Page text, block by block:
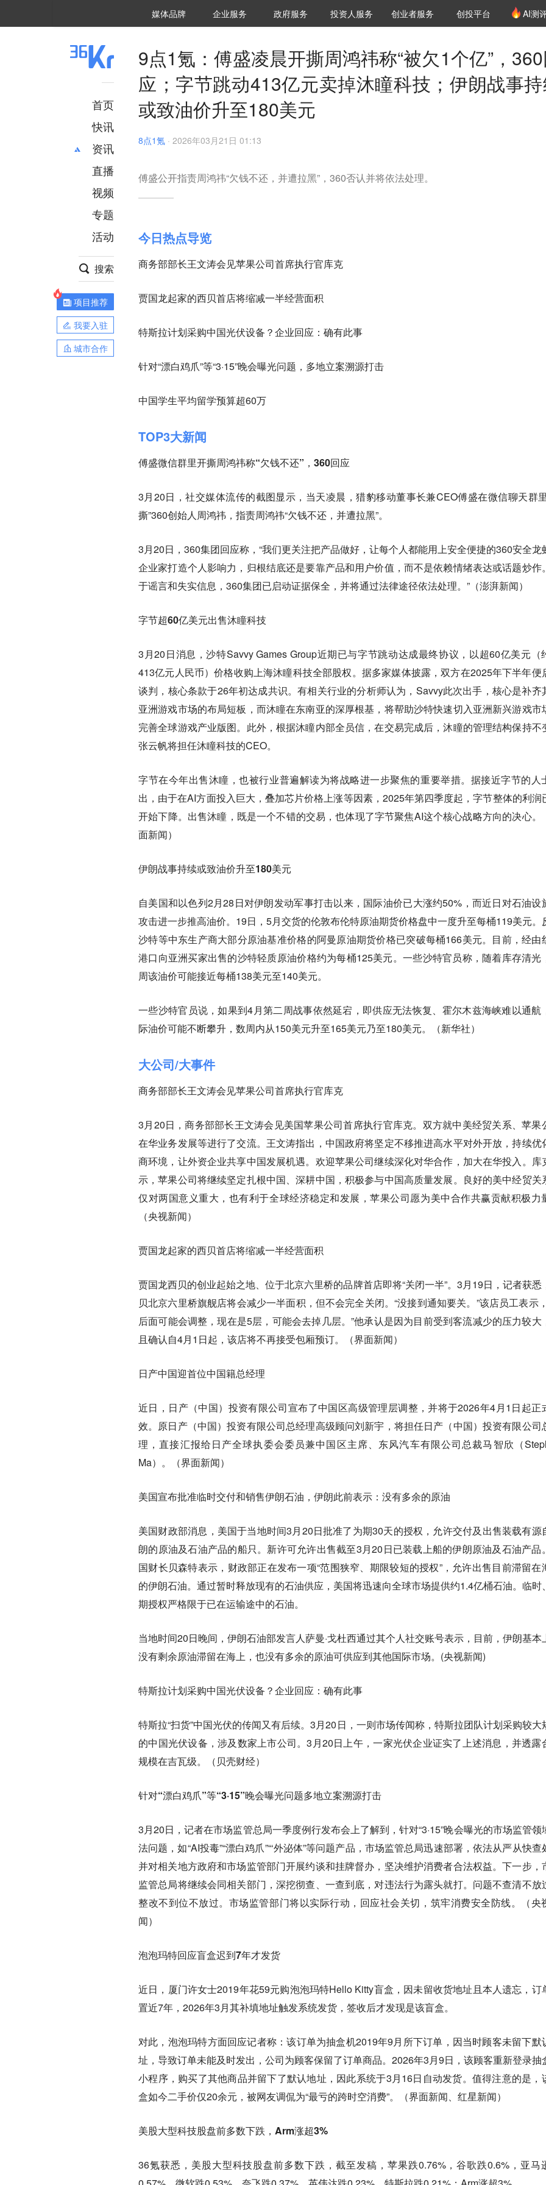
媒体品牌 36Kr研究院
企业服务 城市之窗
政府服务 VClub投资机构库
投资机构职位推介
投资人服务 创投氪堂
创业者服务 创投平台 AI测
首页
快讯
资讯
推荐
财经
项目推荐
安徽
直播
视频
专题
活动
搜索
项目推荐
我要入驻
城市合作
9点1氪：傅盛凌晨开撕周鸿祎称“被欠1个亿”，
应；字节跳动413亿元卖掉沐瞳科技；伊朗战事
或致油价升至180美元
8点1氪 · 2026年03月21日 01:13
傅盛公开指责周鸿祎“欠钱不还，并遭拉黑”，360否认并将依法处理。
今日热点导览
商务部部长王文涛会见苹果公司首席执行官库克
贾国龙起家的西贝首店将缩减一半经营面积
特斯拉计划采购中国光伏设备？企业回应：确有此事
针对“漂白鸡爪”等“3·15”晚会曝光问题，多地立案溯源打击
中国学生平均留学预算超60万
TOP3大新闻
傅盛微信群里开撕周鸿祎称“欠钱不还”，360回应
3月20日，社交媒体流传的截图显示，当天凌晨，猎豹移动董事长兼CEO傅盛在微信聊天群
撕”360创始人周鸿祎，指责周鸿祎“欠钱不还，并遭拉黑”。
3月20日，360集团回应称，“我们更关注把产品做好，让每个人都能用上安全便捷的360安全龙
企业家打造个人影响力，归根结底还是要靠产品和用户价值，而不是依赖情绪表达或话题炒作
于谣言和失实信息，360集团已启动证据保全，并将通过法律途径依法处理。”（澎湃新闻）
字节超60亿美元出售沐瞳科技
3月20日消息，沙特Savvy Games Group近期已与字节跳动达成最终协议，以超60亿美元（
413亿元人民币）价格收购上海沐瞳科技全部股权。据多家媒体披露，双方在2025年下半年便
谈判，核心条款于26年初达成共识。有相关行业的分析师认为，Savvy此次出手，核心是补齐
亚洲游戏市场的布局短板，而沐瞳在东南亚的深厚根基，将帮助沙特快速切入亚洲新兴游戏市
完善全球游戏产业版图。此外，根据沐瞳内部全员信，在交易完成后，沐瞳的管理结构保持不
张云帆将担任沐瞳科技的CEO。
字节在今年出售沐瞳，也被行业普遍解读为将战略进一步聚焦的重要举措。据接近字节的人
出，由于在AI方面投入巨大，叠加芯片价格上涨等因素，2025年第四季度起，字节整体的利润
开始下降。出售沐瞳，既是一个不错的交易，也体现了字节聚焦AI这个核心战略方向的决心。
面新闻）
伊朗战事持续或致油价升至180美元
自美国和以色列2月28日对伊朗发动军事打击以来，国际油价已大涨约50%，而近日对石油设
攻击进一步推高油价。19日，5月交货的伦敦布伦特原油期货价格盘中一度升至每桶119美元。
沙特等中东生产商大部分原油基准价格的阿曼原油期货价格已突破每桶166美元。目前，经由
港口向亚洲买家出售的沙特轻质原油价格约为每桶125美元。一些沙特官员称，随着库存清光
周该油价可能接近每桶138美元至140美元。
一些沙特官员说，如果到4月第二周战事依然延宕，即供应无法恢复、霍尔木兹海峡难以通航
际油价可能不断攀升，数周内从150美元升至165美元乃至180美元。（新华社）
大公司/大事件
商务部部长王文涛会见苹果公司首席执行官库克
3月20日，商务部部长王文涛会见美国苹果公司首席执行官库克。双方就中美经贸关系、苹果
在华业务发展等进行了交流。王文涛指出，中国政府将坚定不移推进高水平对外开放，持续优
商环境，让外资企业共享中国发展机遇。欢迎苹果公司继续深化对华合作，加大在华投入。库
示，苹果公司将继续坚定扎根中国、深耕中国，积极参与中国高质量发展。良好的美中经贸关
仅对两国意义重大，也有利于全球经济稳定和发展，苹果公司愿为美中合作共赢贡献积极力
（央视新闻）
贾国龙起家的西贝首店将缩减一半经营面积
贾国龙西贝的创业起始之地、位于北京六里桥的品牌首店即将“关闭一半”。3月19日，记者获悉
贝北京六里桥旗舰店将会减少一半面积，但不会完全关闭。“没接到通知要关。”该店员工表示
后面可能会调整，现在是5层，可能会去掉几层。”他承认是因为目前受到客流减少的压力较大
且确认自4月1日起，该店将不再接受包厢预订。（界面新闻）
日产中国迎首位中国籍总经理
近日，日产（中国）投资有限公司宣布了中国区高级管理层调整，并将于2026年4月1日起正
效。原日产（中国）投资有限公司总经理高级顾问刘新宇，将担任日产（中国）投资有限公司
理，直接汇报给日产全球执委会委员兼中国区主席、东风汽车有限公司总裁马智欣（
Ma）。（界面新闻）
美国宣布批准临时交付和销售伊朗石油，伊朗此前表示：没有多余的原油
美国财政部消息，美国于当地时间3月20日批准了为期30天的授权，允许交付及出售装载有源
朗的原油及石油产品的船只。新许可允许出售截至3月20日已装载上船的伊朗原油及石油产品
国财长贝森特表示，财政部正在发布一项“范围狭窄、期限较短的授权”，允许出售目前滞留在
的伊朗石油。通过暂时释放现有的石油供应，美国将迅速向全球市场提供约1.4亿桶石油。临时
期授权严格限于已在运输途中的石油。
当地时间20日晚间，伊朗石油部发言人萨曼·戈杜西通过其个人社交账号表示，目前，伊朗基本
没有剩余原油滞留在海上，也没有多余的原油可供应到其他国际市场。(央视新闻)
特斯拉计划采购中国光伏设备？企业回应：确有此事
特斯拉“扫货”中国光伏的传闻又有后续。3月20日，一则市场传闻称，特斯拉团队计划采购较大
的中国光伏设备，涉及数家上市公司。3月20日上午，一家光伏企业证实了上述消息，并透露
规模在吉瓦级。（贝壳财经）
针对“漂白鸡爪”等“3·15”晚会曝光问题多地立案溯源打击
3月20日，记者在市场监管总局一季度例行发布会上了解到，针对“3·15”晚会曝光的市场监管领
法问题，如“AI投毒”“漂白鸡爪”“‘外泌体”等问题产品，市场监管总局迅速部署，依法从严从快查
并对相关地方政府和市场监管部门开展约谈和挂牌督办，坚决维护消费者合法权益。下一步，
监管总局将继续会同相关部门，深挖彻查、一查到底，对违法行为露头就打。问题不查清不放
整改不到位不放过。市场监管部门将以实际行动，回应社会关切，筑牢消费安全防线。（央
闻）
泡泡玛特回应盲盒迟到7年才发货
近日，厦门许女士2019年花59元购泡泡玛特Hello Kitty盲盒，因未留收货地址且本人遗忘，订
置近7年，2026年3月其补填地址触发系统发货，签收后才发现是该盲盒。
对此，泡泡玛特方面回应记者称：该订单为抽盒机2019年9月所下订单，因当时顾客未留下默
址，导致订单未能及时发出，公司为顾客保留了订单商品。2026年3月9日，该顾客重新登录抽
小程序，购买了其他商品并留下了默认地址，因此系统于3月16日自动发货。值得注意的是，
盒如今二手价仅20余元，被网友调侃为“最亏的跨时空消费”。（界面新闻、红星新闻）
美股大型科技股盘前多数下跌，Arm涨超3%
36氪获悉，美股大型科技股盘前多数下跌，截至发稿，苹果跌0.76%，谷歌跌0.6%，亚马